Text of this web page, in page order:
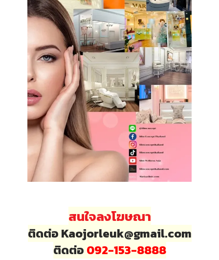
สนใจลงโฆษณา
ติดต่อ Kaojorleuk@gmail.com
ติดต่อ 092-153-8888